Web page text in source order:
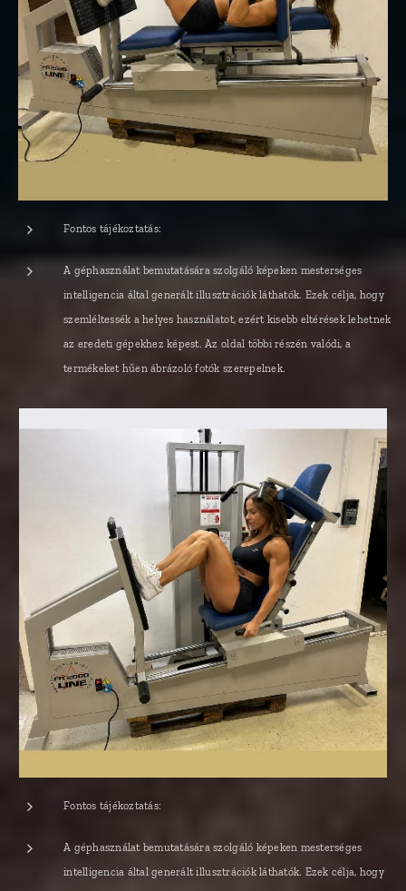
Fontos tájékoztatás:
A géphasználat bemutatására szolgáló képeken mesterséges
intelligencia által generált illusztrációk láthatók. Ezek célja, hogy
szemléltessék a helyes használatot, ezért kisebb eltérések lehetnek
az eredeti gépekhez képest. Az oldal többi részén valódi, a
termékeket hűen ábrázoló fotók szerepelnek.
Fontos tájékoztatás:
A géphasználat bemutatására szolgáló képeken mesterséges
intelligencia által generált illusztrációk láthatók. Ezek célja, hogy